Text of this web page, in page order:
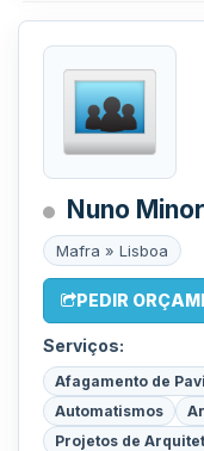
Nuno
Mafra » Lisboa
PEDIR
Serviços:
Afagamento de
Automatismos
Projetos de